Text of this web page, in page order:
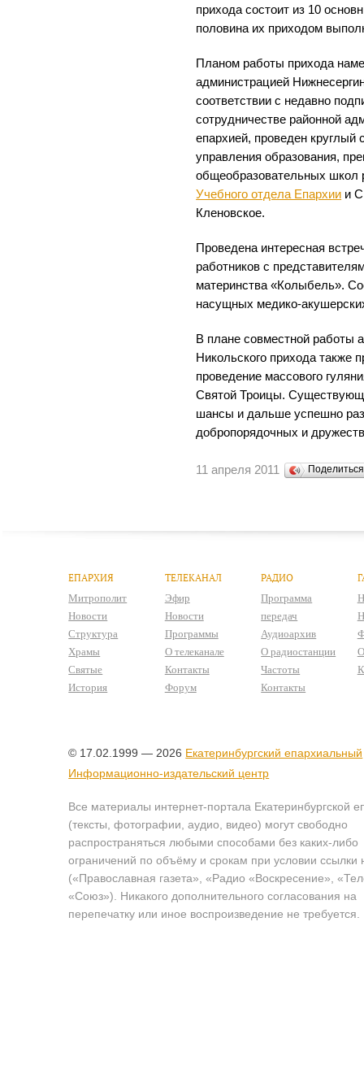
прихода состоит из 10
половина их приходом
Планом работы прихода
администрацией
соответствии с недавно
сотрудничестве районной
епархией, проведен круглый
управления образования,
общеобразовательных школ
Учебного отдела Епархии и
Кленовское.
Проведена интересная
работников с
материнства «Колыбель».
насущных медико-
В плане совместной работы
Никольского прихода также
проведение массового
Святой Троицы.
шансы и дальше успешно
добропорядочных и
11 апреля 2011
ЕПАРХИЯ
Митрополит
Новости
Структура
Храмы
Святые
История
ТЕЛЕКАНАЛ
Эфир
Новости
Программы
О телеканале
Контакты
Форум
РАДИО
Программа
передач
Аудиоархив
О радиостанции
Частоты
Контакты
© 17.02.1999 — 2026 Екатеринбургский епархиальный
Информационно-издательский центр
Все материалы интернет-портала Екатеринбургской
(тексты, фотографии, аудио, видео) могут свободно
распространяться любыми способами без каких-либо
ограничений по объёму и срокам при условии ссылки
(«Православная газета», «Радио «Воскресение»,
«Союз»). Никакого дополнительного согласования на
перепечатку или иное воспроизведение не требуется.